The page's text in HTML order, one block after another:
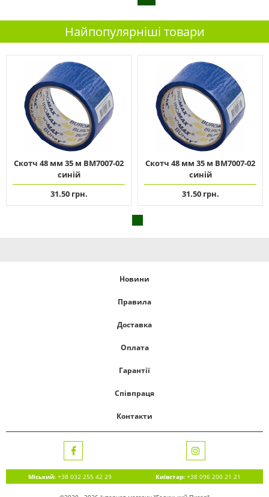
Найпопулярніші товари
Скотч 48 мм 35 м ВМ7007-02
синій
31.50 грн.
Скотч 48 мм 35 м ВМ7007-02
синій
31.50 грн.
Новини
Правила
Доставка
Оплата
Гарантії
Співпраця
Контакти
Міський: +38 032 255 42 29 Київстар:+38 096 200 21 21